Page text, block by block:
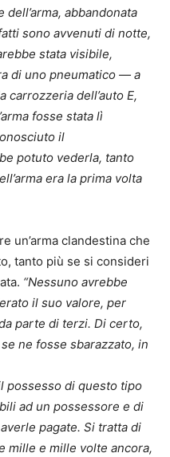
abbandonata
sono avvenuti di notte,
stata visibile,
di uno pneumatico — a
carrozzeria dell’auto E,
fosse stata lì
il
potuto vederla, tanto
era la prima volta
un’arma clandestina che
tanto più se si consideri
“Nessuno avrebbe
il suo valore, per
parte di terzi. Di certo,
ne fosse sbarazzato, in
possesso di questo tipo
ad un possessore e di
pagate. Si tratta di
mille e mille volte ancora,